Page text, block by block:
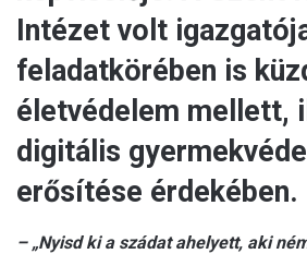
Intézet volt
feladatkörében is
életvédelem mellett,
digitális
erősítése érdekében.
– „Nyisd ki a szádat ahelyett, aki